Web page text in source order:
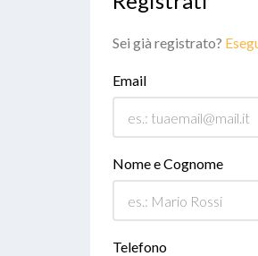
Sei già registrato?
Email
Nome e Cognome
Telefono